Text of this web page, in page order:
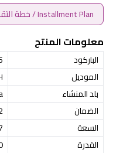
Installment Plan / خطة التقسيط
معلومات المنتج
الباركود
الموديل
بلد المنشاء
الضمان
السعة
القدرة